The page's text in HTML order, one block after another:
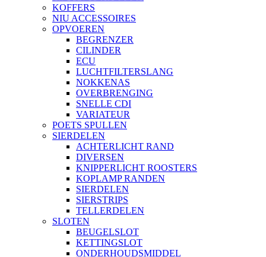
KOFFERS
NIU ACCESSOIRES
OPVOEREN
BEGRENZER
CILINDER
ECU
LUCHTFILTERSLANG
NOKKENAS
OVERBRENGING
SNELLE CDI
VARIATEUR
POETS SPULLEN
SIERDELEN
ACHTERLICHT RAND
DIVERSEN
KNIPPERLICHT ROOSTERS
KOPLAMP RANDEN
SIERDELEN
SIERSTRIPS
TELLERDELEN
SLOTEN
BEUGELSLOT
KETTINGSLOT
ONDERHOUDSMIDDEL